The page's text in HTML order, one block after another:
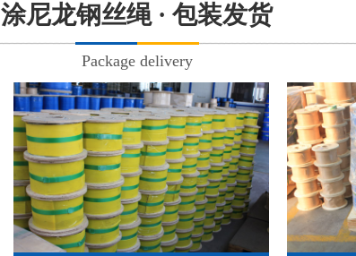
涂尼龙钢丝绳 · 包装发货
Package delivery